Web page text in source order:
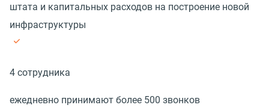
штата и капитальных расходов на построение новой
инфраструктуры
4 сотрудника
ежедневно принимают более 500 звонков